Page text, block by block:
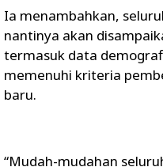
Ia menambahkan,
nantinya akan
termasuk data
memenuhi kriteria
baru.
“Mudah-mudahan